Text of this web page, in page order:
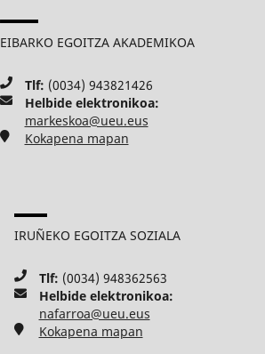
EIBARKO EGOITZA AKADEMIKOA
Tlf: (0034) 943821426
Helbide elektronikoa:
markeskoa@ueu.eus
Kokapena mapan
IRUÑEKO EGOITZA SOZIALA
Tlf: (0034) 948362563
Helbide elektronikoa:
nafarroa@ueu.eus
Kokapena mapan